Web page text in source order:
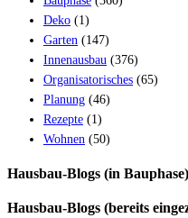
Deko (1)
Garten (147)
Innenausbau (376)
Organisatorisches (65)
Planung (46)
Rezepte (1)
Wohnen (50)
Hausbau-Blogs (in Bauphase)
Hausbau-Blogs (bereits